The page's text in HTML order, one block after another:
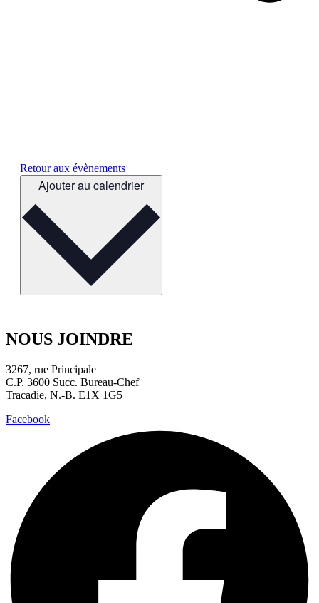
Retour aux évènements
Ajouter au calendrier
NOUS JOINDRE
3267, rue Principale
C.P. 3600 Succ. Bureau-Chef
Tracadie, N.-B. E1X 1G5
Facebook